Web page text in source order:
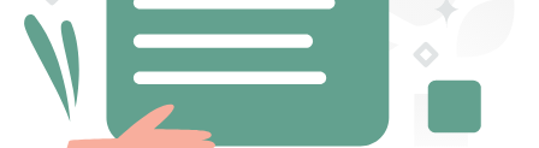
Lost password?